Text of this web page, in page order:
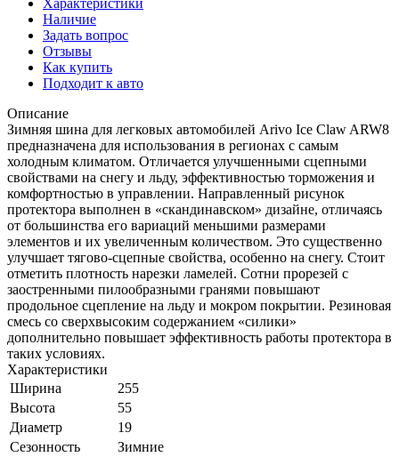
Наличие
Задать вопрос
Отзывы
Как купить
Подходит к авто
Описание
Зимняя шина для легковых автомобилей Arivo Ice Claw ARW8
предназначена для использования в регионах с самым
холодным климатом. Отличается улучшенными сцепными
свойствами на снегу и льду, эффективностью торможения и
комфортностью в управлении. Направленный рисунок
протектора выполнен в «скандинавском» дизайне, отличаясь
от большинства его вариаций меньшими размерами
элементов и их увеличенным количеством. Это существенно
улучшает тягово-сцепные свойства, особенно на снегу. Стоит
отметить плотность нарезки ламелей. Сотни прорезей с
заостренными пилообразными гранями повышают
продольное сцепление на льду и мокром покрытии. Резиновая
смесь со сверхвысоким содержанием «силики»
дополнительно повышает эффективность работы протектора в
таких условиях.
Характеристики
Ширина
255
Высота
55
Диаметр
19
Сезонность
Зимние